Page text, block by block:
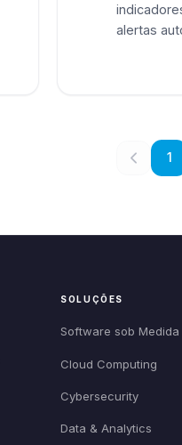
alertas
1
SOLUÇÕES
Software sob Medida
Cloud Computing
Cybersecurity
Data & Analytics